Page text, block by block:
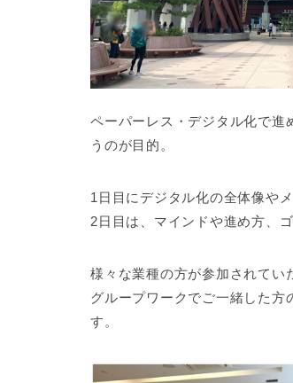
ペーパーレス・デジタル化で進
うのが目的。
1日目にデジタル化の全体像や
2日目は、マインドや進め方、
様々な業種の方が参加されてい
グループワークでご一緒した
す。